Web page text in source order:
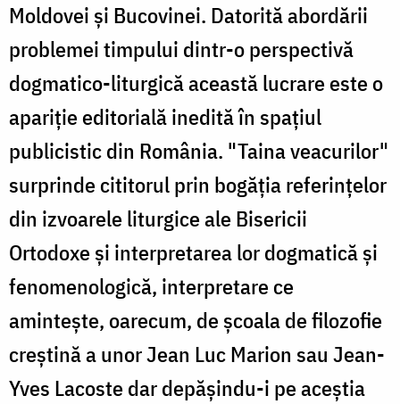
Moldovei și Bucovinei. Datorită abordării
problemei timpului dintr-o perspectivă
dogmatico-liturgică această lucrare este o
apariție editorială inedită în spațiul
publicistic din România. "Taina veacurilor"
surprinde cititorul prin bogăția referințelor
din izvoarele liturgice ale Bisericii
Ortodoxe și interpretarea lor dogmatică și
fenomenologică, interpretare ce
amintește, oarecum, de școala de filozofie
creștină a unor Jean Luc Marion sau Jean-
Yves Lacoste dar depășindu-i pe aceștia